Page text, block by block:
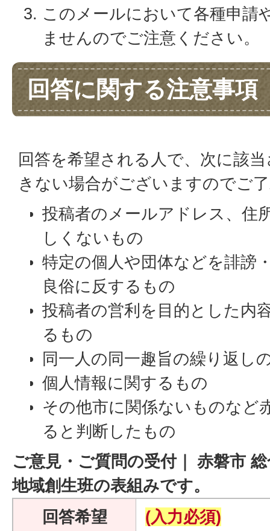
このメールにおいて各種申請
ませんのでご注意ください。
回答に関する注意事項
回答を希望される人で、次に該
きない場合がございますのでご
投稿者のメールアドレス、住
しくないもの
特定の個人や団体などを誹謗
良俗に反するもの
投稿者の営利を目的とした内
るもの
同一人の同一趣旨の繰り返し
個人情報に関するもの
その他市に関係ないものなど
ると判断したもの
ご意見・ご質問の受付｜ 赤磐市
地域創生班の表組みです。
回答希望
(入力必須)